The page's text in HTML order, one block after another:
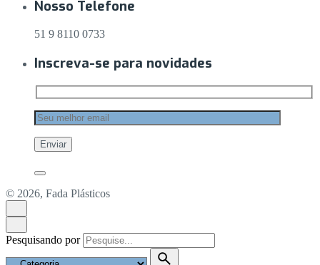
Nosso Telefone
51 9 8110 0733
Inscreva-se para novidades
© 2026, Fada Plásticos
Pesquisando por